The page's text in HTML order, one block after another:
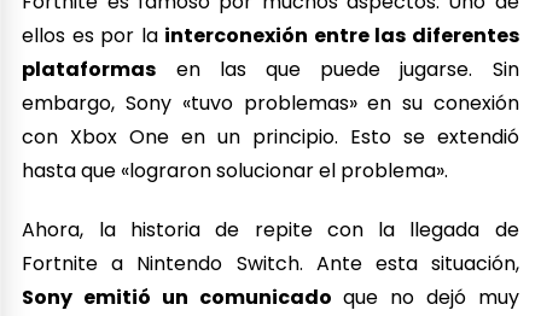
ellos es por la interconexión entre las diferentes
plataformas en las que puede jugarse. Sin
embargo, Sony «tuvo problemas» en su conexión
con Xbox One en un principio. Esto se extendió
hasta que «lograron solucionar el problema».
Ahora, la historia de repite con la llegada de
Fortnite a Nintendo Switch. Ante esta situación,
Sony emitió un comunicado que no dejó muy